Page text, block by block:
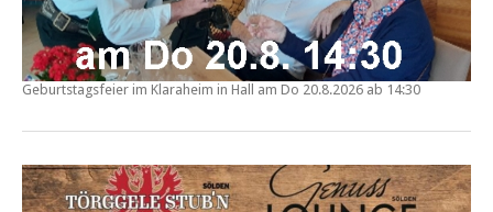
Geburtstagsfeier im Klaraheim in Hall am Do 20.8.2026 ab 14:30